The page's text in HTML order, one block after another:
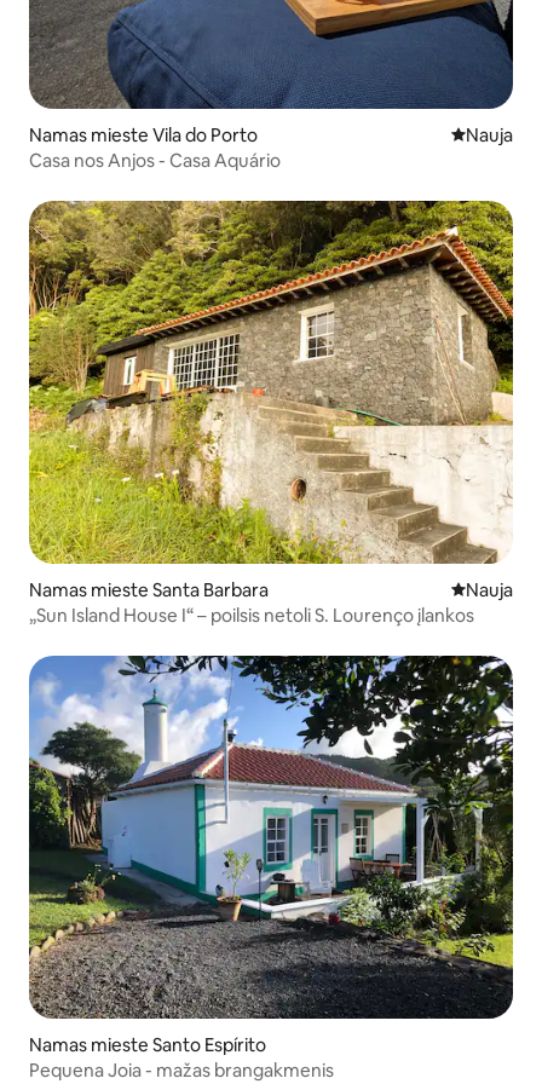
Namas mieste Vila do Porto Nauja
Nauja
Casa nos Anjos - Casa Aquário
Namas mieste Santa Barbara Nauja
Nauja
„Sun Island House I“ – poilsis netoli S. Lourenço įlankos
Namas mieste Santo Espírito
Pequena Joia - mažas brangakmenis